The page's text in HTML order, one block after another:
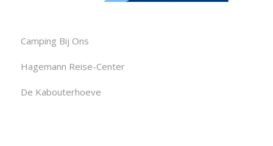
Camping Bij Ons
Hagemann Reise-Center
De Kabouterhoeve